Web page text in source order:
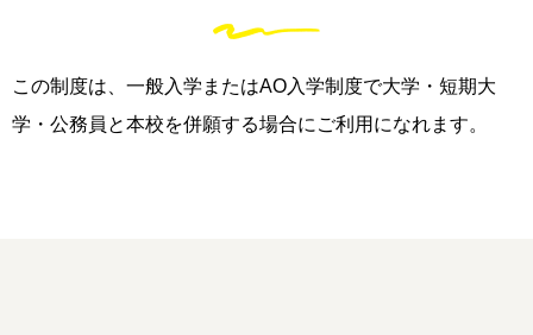
この制度は、一般入学またはAO入学制度で大学・短期大
学・公務員と本校を併願する場合にご利用になれます。